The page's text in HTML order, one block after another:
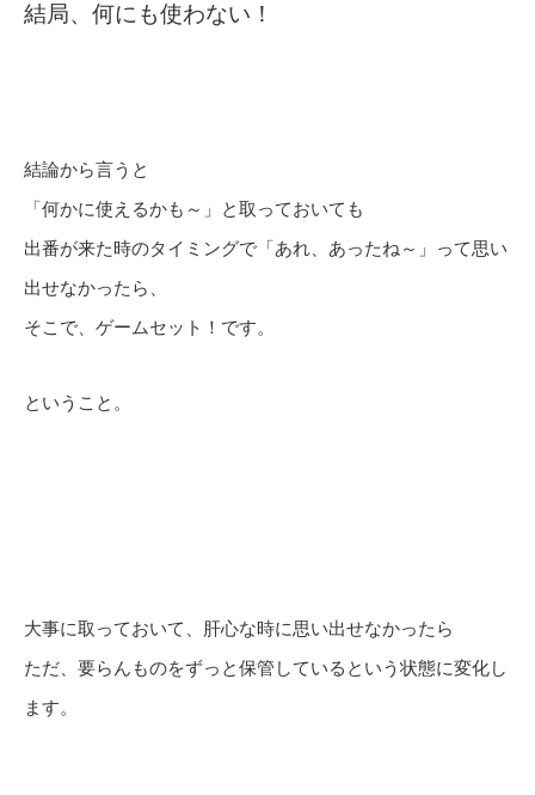
結局、何にも使わない！
結論から言うと
「何かに使えるかも～」と取っておいても
出番が来た時のタイミングで「あれ、あったね～」って思い
出せなかったら、
そこで、ゲームセット！です。
ということ。
大事に取っておいて、肝心な時に思い出せなかったら
ただ、要らんものをずっと保管しているという状態に変化し
ます。